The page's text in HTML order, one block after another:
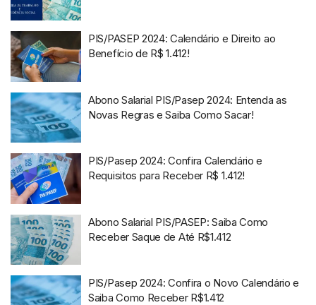
PIS/PASEP 2024: Calendário e Direito ao
Benefício de R$ 1.412!
Abono Salarial PIS/Pasep 2024: Entenda as
Novas Regras e Saiba Como Sacar!
PIS/Pasep 2024: Confira Calendário e
Requisitos para Receber R$ 1.412!
Abono Salarial PIS/PASEP: Saiba Como
Receber Saque de Até R$1.412
PIS/Pasep 2024: Confira o Novo Calendário e
Saiba Como Receber R$1.412